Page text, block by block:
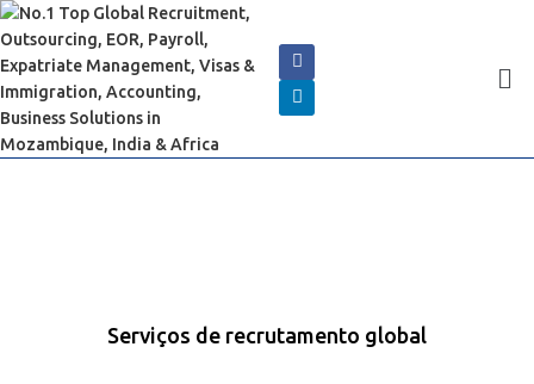
Serviços de recrutamento global